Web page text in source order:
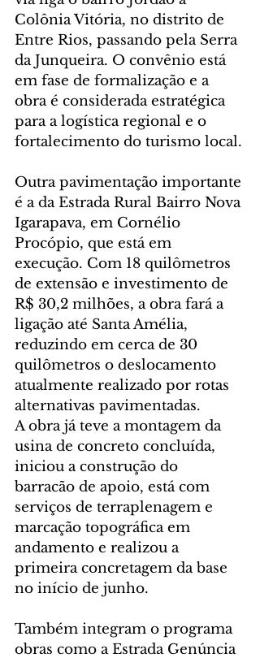
Colônia Vitória, no distrito de
Entre Rios, passando pela Serra
da Junqueira. O convênio está
em fase de formalização e a
obra é considerada estratégica
para a logística regional e o
fortalecimento do turismo local.
Outra pavimentação importante
é a da Estrada Rural Bairro Nova
Igarapava, em Cornélio
Procópio, que está em
execução. Com 18 quilômetros
de extensão e investimento de
R$ 30,2 milhões, a obra fará a
ligação até Santa Amélia,
reduzindo em cerca de 30
quilômetros o deslocamento
atualmente realizado por rotas
alternativas pavimentadas.
A obra já teve a montagem da
usina de concreto concluída,
iniciou a construção do
barracão de apoio, está com
serviços de terraplenagem e
marcação topográfica em
andamento e realizou a
primeira concretagem da base
no início de junho.
Também integram o programa
obras como a Estrada Genúncia